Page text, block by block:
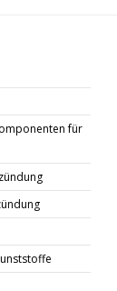
für